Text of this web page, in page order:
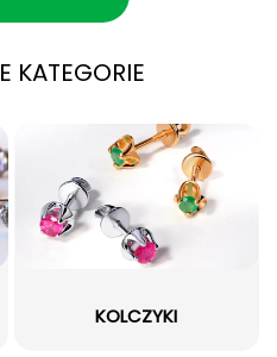
KATEGORIE
KOLCZYKI